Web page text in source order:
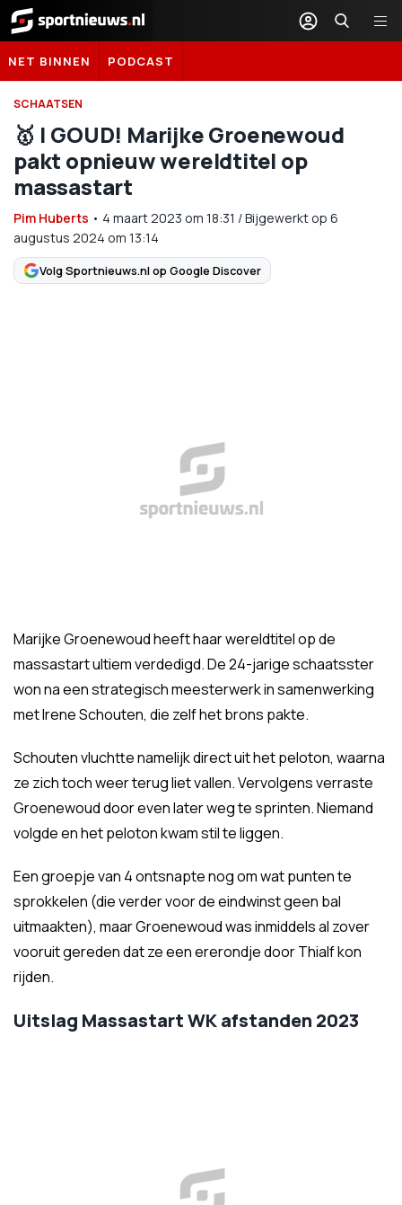
Sportnieuws.nl
NET BINNEN PODCAST
SCHAATSEN
🥇 | GOUD! Marijke Groenewoud
pakt opnieuw wereldtitel op
massastart
Pim Huberts • 4 maart 2023 om 18:31 /Bijgewerkt op 6
augustus 2024 om 13:14
Volg Sportnieuws.nl op Google Discover
Marijke Groenewoud heeft haar wereldtitel op de
massastart ultiem verdedigd. De 24-jarige schaatsster
won na een strategisch meesterwerk in samenwerking
met Irene Schouten, die zelf het brons pakte.
Schouten vluchtte namelijk direct uit het peloton, waarna
ze zich toch weer terug liet vallen. Vervolgens verraste
Groenewoud door even later weg te sprinten. Niemand
volgde en het peloton kwam stil te liggen.
Een groepje van 4 ontsnapte nog om wat punten te
sprokkelen (die verder voor de eindwinst geen bal
uitmaakten), maar Groenewoud was inmiddels al zover
vooruit gereden dat ze een ererondje door Thialf kon
rijden.
Uitslag Massastart WK afstanden 2023